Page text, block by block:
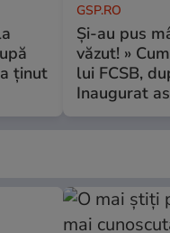
ținut
GSP.RO
Și-au pus
văzut! »
lui FCSB,
Inaugurat